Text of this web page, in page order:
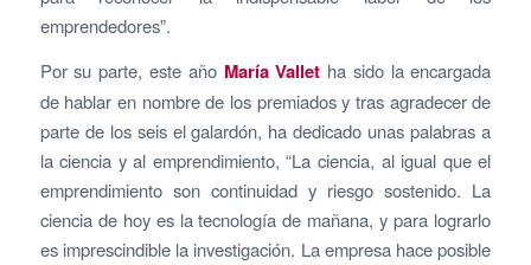
emprendedores”.
Por su parte, este año María Vallet ha sido la encargada
de hablar en nombre de los premiados y tras agradecer de
parte de los seis el galardón, ha dedicado unas palabras a
la ciencia y al emprendimiento, “La ciencia, al igual que el
emprendimiento son continuidad y riesgo sostenido. La
ciencia de hoy es la tecnología de mañana, y para lograrlo
es imprescindible la investigación. La empresa hace posible